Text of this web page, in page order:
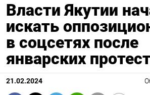
Власти Якутии
искать
в соцсетях после
январских
21.02.2024